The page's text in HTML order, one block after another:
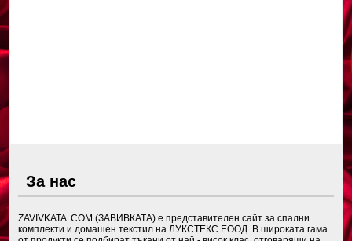
За нас
ZAVIVKATA .COM (ЗАВИВКАТА) е представителен сайт за спални
комплекти и домашен текстил на ЛУКСТЕКС ЕООД. В широката гама